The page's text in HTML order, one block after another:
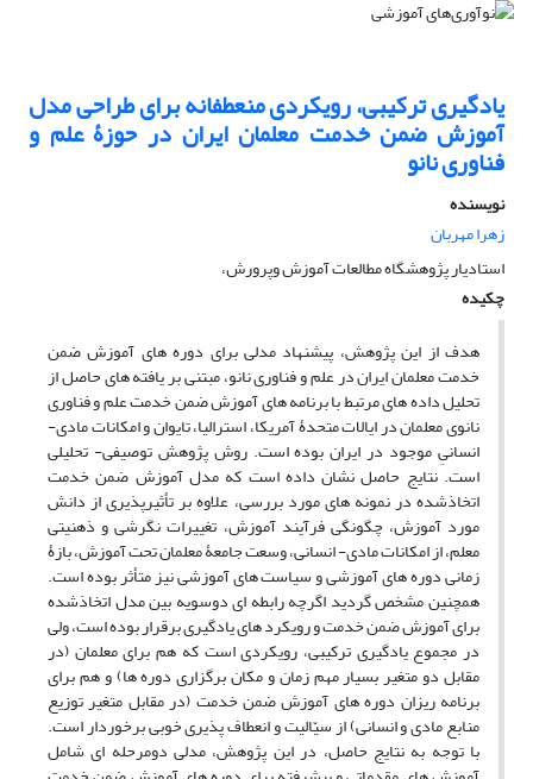
یادگیری ترکیبی، رویکردی منعطفانه برای طراحی مدل
آموزش ضمن خدمت معلمان ایران در حوزۀ علم و
فناوری نانو
نویسنده
زهرا مهربان
استادیار پژوهشگاه مطالعات آموزش وپرورش،
چکیده
هدف از این پژوهش، پیشنهاد مدلی برای دوره های آموزش ضمن
خدمت معلمان ایران در علم و فناوری نانو، مبتنی بر یافته های حاصل از
تحلیل داده های مرتبط با برنامه های آموزش ضمن خدمت علم و فناوری
نانوی معلمان در ایالات متحدۀ آمریکا، استرالیا، تایوان و امکانات مادی-
انسانیِ موجود در ایران بوده است. روش پژوهش توصیفی- تحلیلی
است. نتایج حاصل نشان داده است که مدل آموزش ضمن خدمت
اتخاذشده در نمونه های مورد بررسی، علاوه بر تأثیرپذیری از دانش
مورد آموزش، چگونگی فرآیند آموزش، تغییرات نگرشی و ذهنیتی
معلم، از امکانات مادی- انسانی، وسعت جامعۀ معلمان تحت آموزش، بازۀ
زمانی دوره های آموزشی و سیاست های آموزشی نیز متأثر بوده است.
همچنین مشخص گردید اگرچه رابطه ای دوسویه بین مدل اتخاذشده
برای آموزش ضمن خدمت و رویکرد های یادگیری برقرار بوده است، ولی
در مجموع یادگیری ترکیبی، رویکردی است که هم برای معلمان (در
مقابل دو متغیر بسیار مهم زمان و مکان برگزاری دوره ها) و هم برای
برنامه ریزان دوره های آموزش ضمن خدمت (در مقابل متغیر توزیع
منابع مادی و انسانی) از سیّالیت و انعطاف پذیری خوبی برخوردار است.
با توجه به نتایج حاصل، در این پژوهش، مدلی دومرحله ای شامل